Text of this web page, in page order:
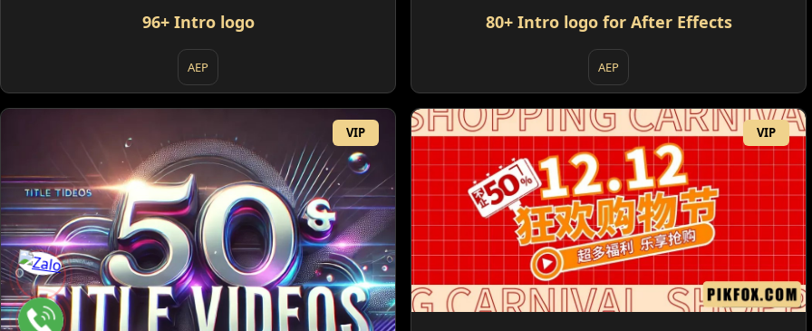
96+ Intro logo
AEP
80+ Intro logo for After Effects
AEP
VIP VIP